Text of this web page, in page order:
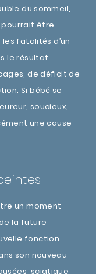
du sommeil,
être
fatalités d’un
le résultat
de déficit de
Si bébé se
soucieux,
une cause
un moment
la future
fonction
son nouveau
sciatique,